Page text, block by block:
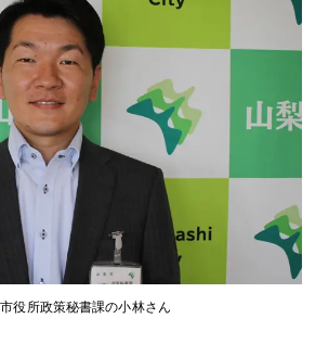
役所政策秘書課の小林さん